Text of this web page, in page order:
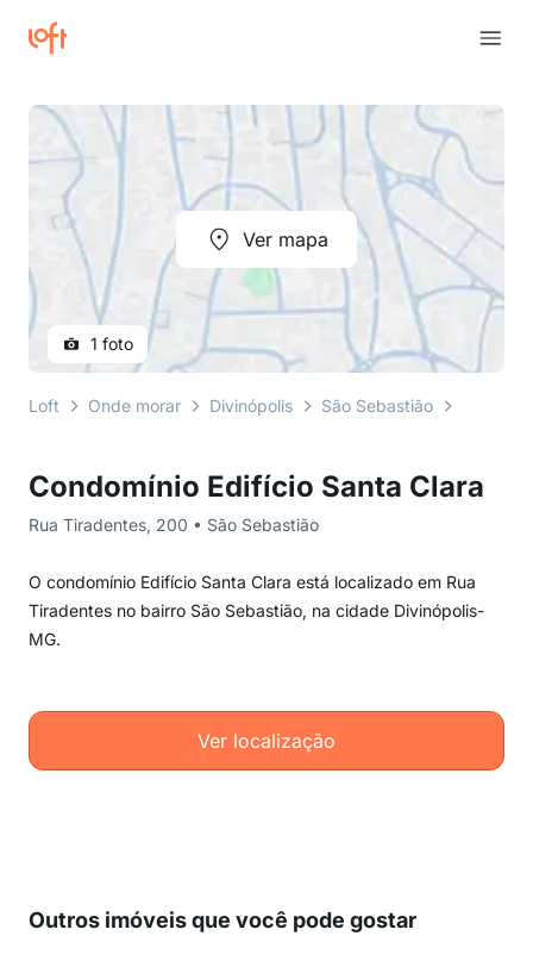
Condomínio Edifício Santa Clara
Rua Tiradentes, 200 • São Sebastião
O condomínio Edifício Santa Clara está localizado em Rua
Tiradentes no bairro São Sebastião, na cidade Divinópolis-
MG.
Ver localização
Ver mapa
1 foto
Loft Onde morar Divinópolis São Sebastião
Outros imóveis que você pode gostar